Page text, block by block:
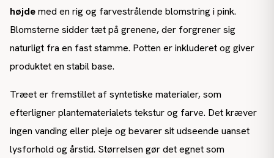
højdemed en rig og farvestrålende blomstring i pink.
Blomsterne sidder tæt på grenene, der forgrener sig
naturligt fra en fast stamme. Potten er inkluderet og giver
produktet en stabil base.
Træet er fremstillet af syntetiske materialer, som
efterligner plantematerialets tekstur og farve. Det kræver
ingen vanding eller pleje og bevarer sit udseende uanset
lysforhold og årstid. Størrelsen gør det egnet som